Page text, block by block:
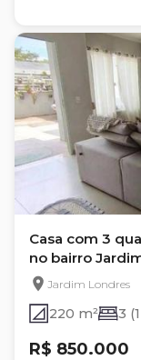
Casa com 3
no bairro
Jardim Londres
220 m² 3
R$ 850.000